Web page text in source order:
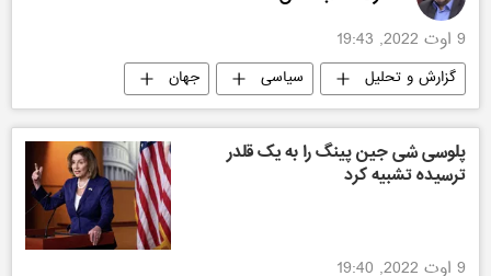
9 اوت 2022, 19:43
گزارش و تحلیل سیاسی جهان
پلوسی شی جین پینگ را به یک قلدر
ترسیده تشبیه کرد